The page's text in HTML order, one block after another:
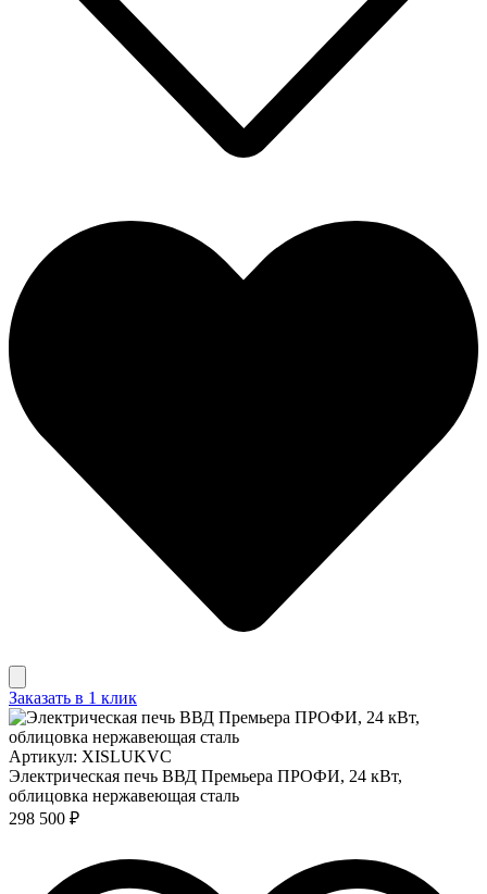
Заказать в 1 клик
Артикул: XISLUKVC
Электрическая печь ВВД Премьера ПРОФИ, 24 кВт,
облицовка нержавеющая сталь
298 500 ₽